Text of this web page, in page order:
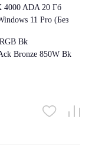
4000 ADA 20 Гб
11 Pro (Без
Bk
Bronze 850W Bk